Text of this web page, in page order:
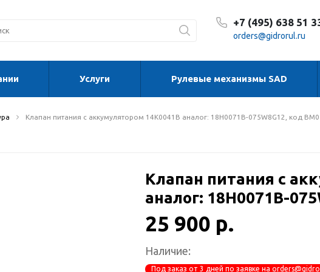
+7 (495) 638 51
orders@gidrorul.ru
С 8:30 до 17:30 Пн-
Услуги Рулевые механизмы SAD
Клапан питания с аккумулятором 14K0041B аналог: 18H0071B-075W8G12, код
Клапан питания с
аналог: 18H0071B-
25 900 р.
Наличие:
Под заказ от 3 дней по заявке на